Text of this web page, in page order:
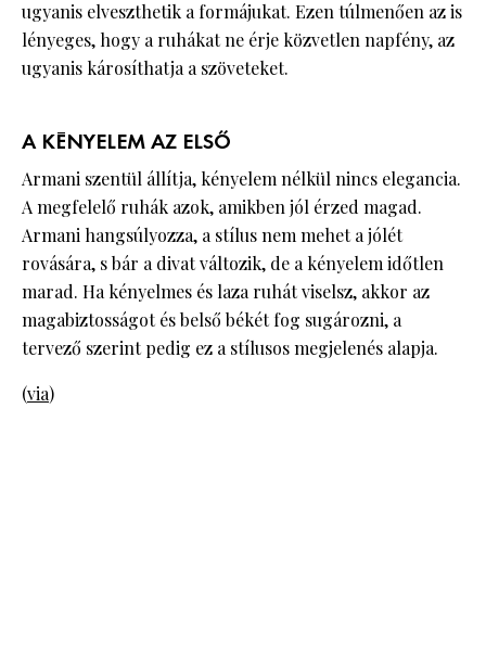
ugyanis elveszthetik a formájukat. Ezen túlmenően az is
lényeges, hogy a ruhákat ne érje közvetlen napfény, az
ugyanis károsíthatja a szöveteket.
A KÉNYELEM AZ ELSŐ
Armani szentül állítja, kényelem nélkül nincs elegancia.
A megfelelő ruhák azok, amikben jól érzed magad.
Armani hangsúlyozza, a stílus nem mehet a jólét
rovására, s bár a divat változik, de a kényelem időtlen
marad. Ha kényelmes és laza ruhát viselsz, akkor az
magabiztosságot és belső békét fog sugározni, a
tervező szerint pedig ez a stílusos megjelenés alapja.
(via)